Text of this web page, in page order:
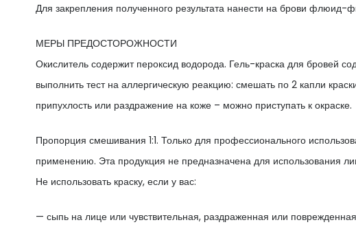
Для закрепления полученного результата нанести на брови флюид-
МЕРЫ ПРЕДОСТОРОЖНОСТИ
Окислитель содержит пероксид водорода. Гель-краска для
выполнить тест на аллергическую реакцию: смешать по 2 капли
припухлость или раздражение на коже – можно приступать к окраске.
Пропорция смешивания 1:1. Только для профессионального
применению. Эта продукция не предназначена для использования
Не использовать краску, если у вас:
— сыпь на лице или чувствительная, раздраженная или